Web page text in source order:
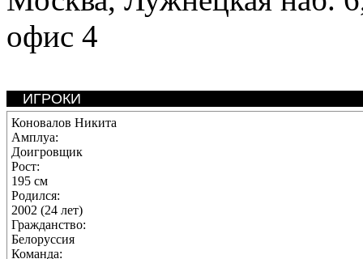
офис 4
ИГРОКИ
Коновалов Никита
Амплуа:
Доигровщик
Рост:
195 см
Родился:
2002 (24 лет)
Гражданство:
Белоруссия
Команда: